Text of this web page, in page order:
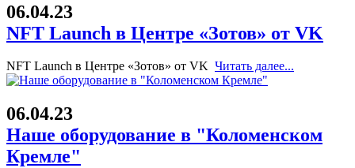
06.04.23
NFT Launch в Центре «Зотов» от VK
NFT Launch в Центре «Зотов» от VK Читать далее...
06.04.23
Наше оборудование в "Коломенском
Кремле"